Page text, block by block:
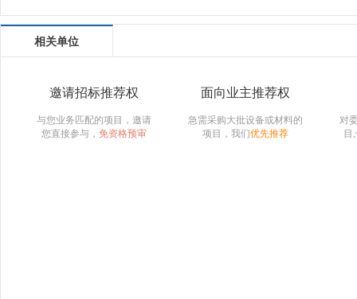
相关单位
邀请招标推荐权
与您业务匹配的项目，邀请
您直接参与， 免资格预审
面向业主推荐权
急需采购大批设备或材料的
项目，我们优先推荐
对
目